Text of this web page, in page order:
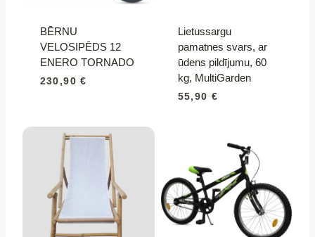
BĒRNU
VELOSIPĒDS 12
ENERO TORNADO
230,90€
Lietussargu
pamatnes svars, ar
ūdens pildījumu, 60
kg, MultiGarden
55,90 €